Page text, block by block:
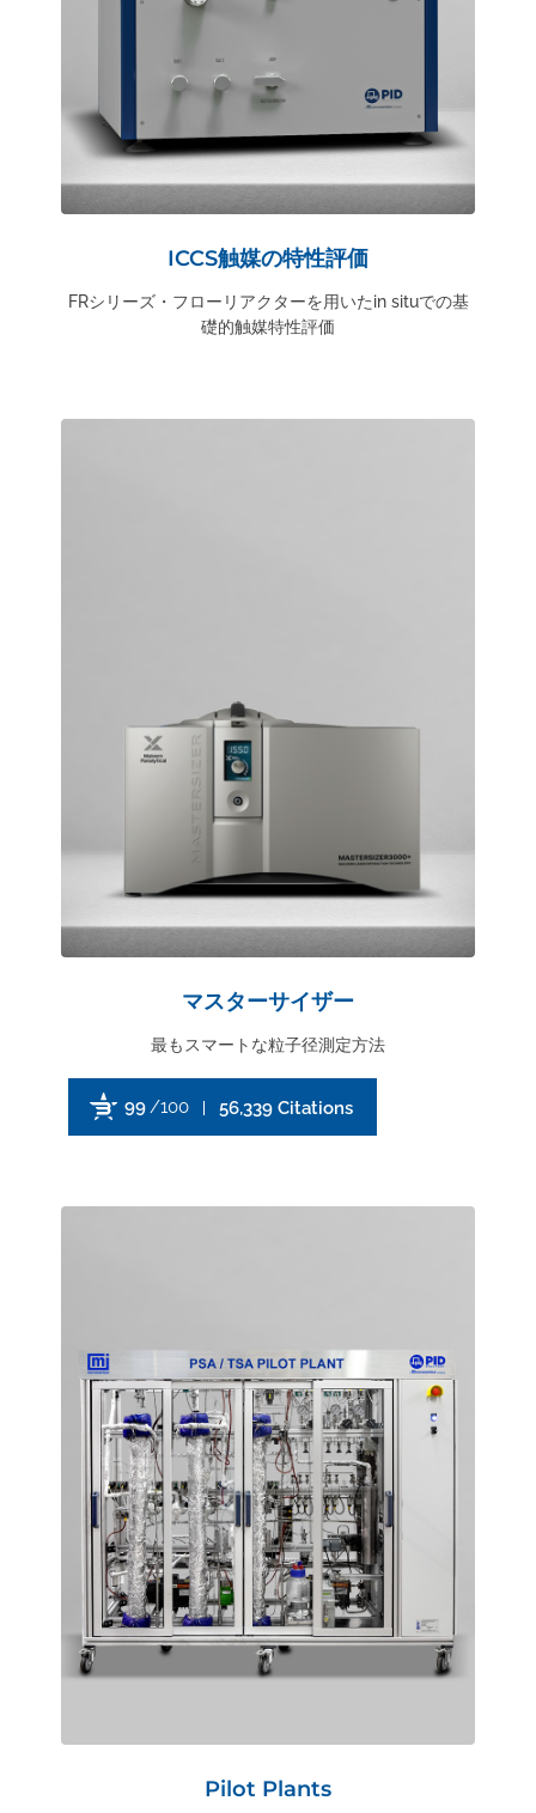
ICCS触媒の特性評価
FRシリーズ・フローリアクターを用いたin situでの基
礎的触媒特性評価
マスターサイザー
最もスマートな粒子径測定方法
99/100 56,339 Citations
Pilot Plants